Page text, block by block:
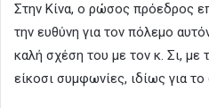
Στην Κίνα, ο ρώσος πρόεδρος
την ευθύνη για τον πόλεμο
καλή σχέση του με τον κ. Σι,
είκοσι συμφωνίες, ιδίως για